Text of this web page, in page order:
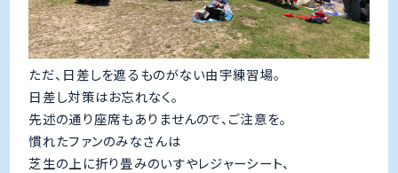
ただ、日差しを遮るものがない由宇練習場。
日差し対策はお忘れなく。
先述の通り座席もありませんので、ご注意を。
慣れたファンのみなさんは
芝生の上に折り畳みのいすやレジャーシート、